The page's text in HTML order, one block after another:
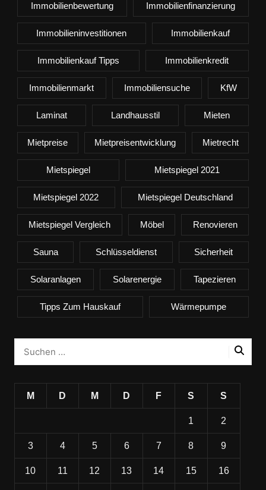
Immobilienbewertung Immobilienfinanzierung
Immobilieninvestitionen Immobilienkauf
Immobilienkauf Tipps Immobilienkredit
Immobilienmarkt Immobiliensuche KfW
Laminat Landhausstil Mieten
Mietpreise Mietpreisentwicklung Mietrecht
Mietspiegel Mietspiegel 2021
Mietspiegel 2022 Mietspiegel Deutschland
Mietspiegel Vergleich Möbel Renovieren
Sauna Schlüsseldienst Sicherheit
Solaranlagen Solarenergie Tapezieren
Tipps Zum Hauskauf Wärmepumpe
M D M D F S S
1 2
3 4 5 6 7 8 9
10 11 12 13 14 15 16